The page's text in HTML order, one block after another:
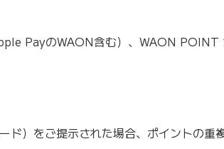
PayのWAON含む）、WAON
）をご提示された場合、ポイントの重